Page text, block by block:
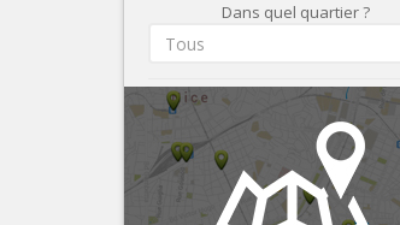
Dans quel quartier ?
Tous